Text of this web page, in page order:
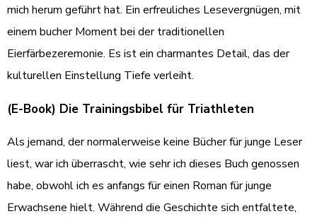
mich herum geführt hat. Ein erfreuliches Lesevergnügen, mit
einem bucher Moment bei der traditionellen
Eierfärbezeremonie. Es ist ein charmantes Detail, das der
kulturellen Einstellung Tiefe verleiht.
(E-Book) Die Trainingsbibel für Triathleten
Als jemand, der normalerweise keine Bücher für junge Leser
liest, war ich überrascht, wie sehr ich dieses Buch genossen
habe, obwohl ich es anfangs für einen Roman für junge
Erwachsene hielt. Während die Geschichte sich entfaltete,